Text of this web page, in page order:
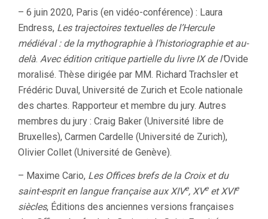
– 6 juin 2020, Paris (en vidéo-conférence) : Laura
Endress, Les trajectoires textuelles de l’Hercule
médiéval : de la mythographie à l’historiographie et au-
delà. Avec édition critique partielle du livre IX de l’Ovide
moralisé. Thèse dirigée par MM. Richard Trachsler et
Frédéric Duval, Université de Zurich et Ecole nationale
des chartes. Rapporteur et membre du jury. Autres
membres du jury : Craig Baker (Université libre de
Bruxelles), Carmen Cardelle (Université de Zurich),
Olivier Collet (Université de Genève).
– Maxime Cario, Les Offices brefs de la Croix et du
saint-esprit en langue française aux XIVe, XVeet XVIe
siècles, Éditions des anciennes versions françaises